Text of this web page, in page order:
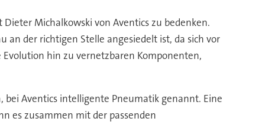
Michalkowski von Aventics zu bedenken.
an der richtigen Stelle angesiedelt ist, da sich vor
hin zu vernetzbaren Komponenten,
Aventics intelligente Pneumatik genannt. Eine
es zusammen mit der passenden